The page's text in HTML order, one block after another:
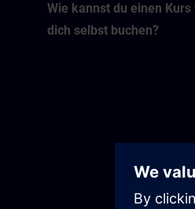
Wie kannst du einen Kurs
dich selbst buchen?